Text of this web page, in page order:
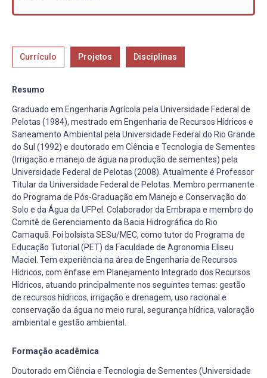
Currículo Projetos Disciplinas
Resumo
Graduado em Engenharia Agrícola pela Universidade Federal de
Pelotas (1984), mestrado em Engenharia de Recursos Hídricos e
Saneamento Ambiental pela Universidade Federal do Rio Grande
do Sul (1992) e doutorado em Ciência e Tecnologia de Sementes
(Irrigação e manejo de água na produção de sementes) pela
Universidade Federal de Pelotas (2008). Atualmente é Professor
Titular da Universidade Federal de Pelotas. Membro permanente
do Programa de Pós-Graduação em Manejo e Conservação do
Solo e da Água da UFPel. Colaborador da Embrapa e membro do
Comitê de Gerenciamento da Bacia Hidrográfica do Rio
Camaquã. Foi bolsista SESu/MEC, como tutor do Programa de
Educação Tutorial (PET) da Faculdade de Agronomia Eliseu
Maciel. Tem experiência na área de Engenharia de Recursos
Hídricos, com ênfase em Planejamento Integrado dos Recursos
Hídricos, atuando principalmente nos seguintes temas: gestão
de recursos hídricos, irrigação e drenagem, uso racional e
conservação da água no meio rural, segurança hídrica, valoração
ambiental e gestão ambiental.
Formação acadêmica
Doutorado em Ciência e Tecnologia de Sementes (Universidade